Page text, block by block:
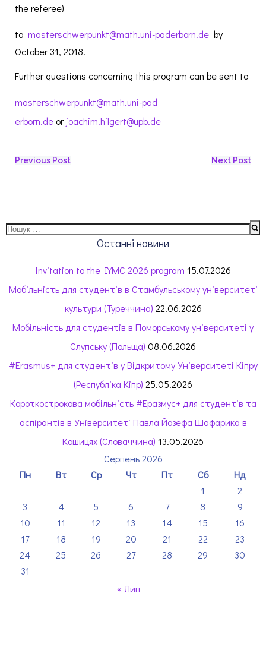
the referee)
to masterschwerpunkt@math.uni-paderborn.de by
October 31, 2018.
Further questions concerning this program can be sent to
masterschwerpunkt@math.uni-pad
erborn.de orjoachim.hilgert@upb.de
Навігація
Previous Post
Навігація
Next Post
Пошук:
Останні новини
Invitation to the IYMC 2026 program 15.07.2026
Мобільність для студентів в Стамбульському університеті
культури (Туреччина) 22.06.2026
Мобільність для студентів в Поморському університеті у
Слупську (Польща) 08.06.2026
#Erasmus+ для студентів у Відкритому Університеті Кіпру
(Республіка Кіпр) 25.05.2026
Короткострокова мобільність #Еразмус+ для студентів та
аспірантів в Університеті Павла Йозефа Шафарика в
Кошицях (Словаччина) 13.05.2026
Серпень 2026
Пн
Вт Ср Чт Пт Сб
Нд
1
2
3
4 5 6 7 8
9
10
11 12 13 14 15
16
17
18 19 20 21 22
23
24
25 26 27 28 29
30
31
« Лип